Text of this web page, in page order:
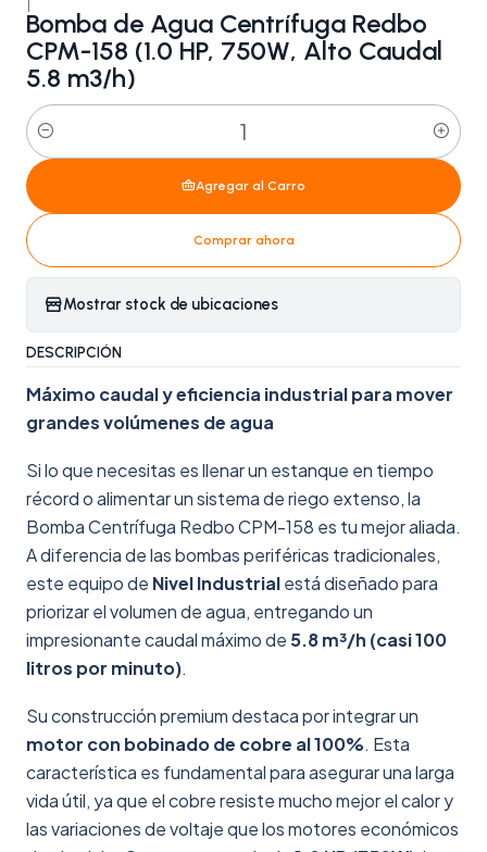
Bomba de Agua Centrífuga Redbo
CPM-158 (1.0 HP, 750W, Alto Caudal
5.8 m3/h)
Cantidad
Agregar al Carro
Comprar ahora
Mostrar stock de ubicaciones
DESCRIPCIÓN
Máximo caudal y eficiencia industrial para mover
grandes volúmenes de agua
Si lo que necesitas es llenar un estanque en tiempo
récord o alimentar un sistema de riego extenso, la
Bomba Centrífuga Redbo CPM-158 es tu mejor aliada.
A diferencia de las bombas periféricas tradicionales,
este equipo de Nivel Industrialestá diseñado para
priorizar el volumen de agua, entregando un
impresionante caudal máximo de 5.8 m³/h (casi 100
litros por minuto).
Su construcción premium destaca por integrar un
motor con bobinado de cobre al 100%. Esta
característica es fundamental para asegurar una larga
vida útil, ya que el cobre resiste mucho mejor el calor y
las variaciones de voltaje que los motores económicos